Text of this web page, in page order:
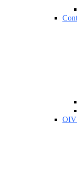
OIV